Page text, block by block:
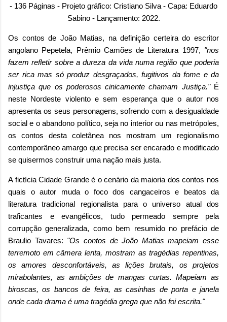
- 136 Páginas - Projeto gráfico: Cristiano Silva - Capa: Eduardo
Sabino - Lançamento: 2022.
Os contos de João Matias, na definição certeira do escritor
angolano Pepetela, Prêmio Camões de Literatura 1997, "nos
fazem refletir sobre a dureza da vida numa região que poderia
ser rica mas só produz desgraçados, fugitivos da fome e da
injustiça que os poderosos cinicamente chamam Justiça."É
neste Nordeste violento e sem esperança que o autor nos
apresenta os seus personagens, sofrendo com a desigualdade
social e o abandono político, seja no interior ou nas metrópoles,
os contos desta coletânea nos mostram um regionalismo
contemporâneo amargo que precisa ser encarado e modificado
se quisermos construir uma nação mais justa.
A fictícia Cidade Grande é o cenário da maioria dos contos nos
quais o autor muda o foco dos cangaceiros e beatos da
literatura tradicional regionalista para o universo atual dos
traficantes e evangélicos, tudo permeado sempre pela
corrupção generalizada, como bem resumido no prefácio de
Braulio Tavares: "Os contos de João Matias mapeiam esse
terremoto em câmera lenta, mostram as tragédias repentinas,
os amores desconfortáveis, as lições brutais, os projetos
mirabolantes, as ambições de mangas curtas. Mapeiam as
biroscas, os bancos de feira, as casinhas de porta e janela
onde cada drama é uma tragédia grega que não foi escrita."